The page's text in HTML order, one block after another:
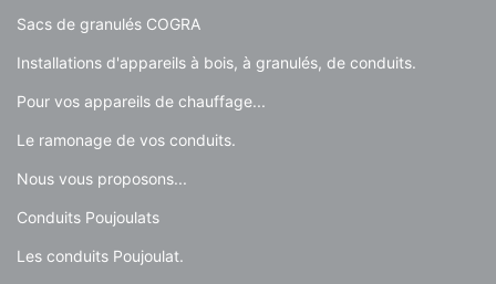
Sacs de granulés COGRA
Installations d'appareils à bois, à granulés, de conduits.
Pour vos appareils de chauffage...
Le ramonage de vos conduits.
Nous vous proposons...
Conduits Poujoulats
Les conduits Poujoulat.